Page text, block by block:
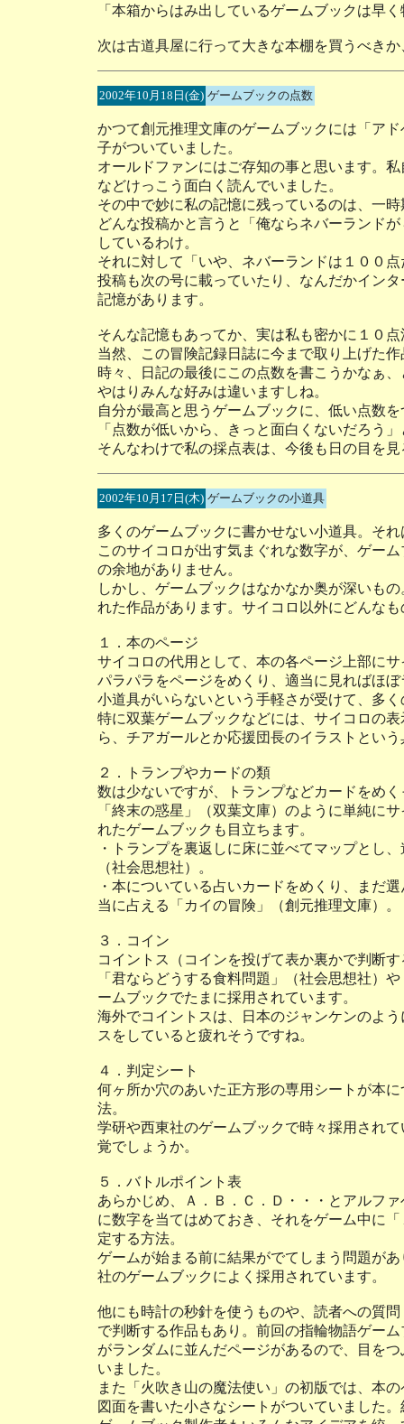
「本箱からはみ出しているゲームブックは早
次は古道具屋に行って大きな本棚を買うべき
2002年10月18日(金) ゲームブックの点数
かつて創元推理文庫のゲームブックには「ア
子がついていました。
オールドファンにはご存知の事と思います。
などけっこう面白く読んでいました。
その中で妙に私の記憶に残っているのは、一
どんな投稿かと言うと「俺ならネバーランド
しているわけ。
それに対して「いや、ネバーランドは１００
投稿も次の号に載っていたり、なんだかイン
記憶があります。
そんな記憶もあってか、実は私も密かに１０
当然、この冒険記録日誌に今まで取り上げた
時々、日記の最後にこの点数を書こうかなぁ
やはりみんな好みは違いますしね。
自分が最高と思うゲームブックに、低い点数
「点数が低いから、きっと面白くないだろう
そんなわけで私の採点表は、今後も日の目を
2002年10月17日(木) ゲームブックの小道具
多くのゲームブックに書かせない小道具。そ
このサイコロが出す気まぐれな数字が、ゲー
の余地がありません。
しかし、ゲームブックはなかなか奥が深いも
れた作品があります。サイコロ以外にどんな
１．本のページ
サイコロの代用として、本の各ページ上部に
パラパラをページをめくり、適当に見ればほ
小道具がいらないという手軽さが受けて、多
特に双葉ゲームブックなどには、サイコロの
ら、チアガールとか応援団長のイラストとい
２．トランプやカードの類
数は少ないですが、トランプなどカードをめ
「終末の惑星」（双葉文庫）のように単純に
れたゲームブックも目立ちます。
・トランプを裏返しに床に並べてマップとし
（社会思想社）。
・本についている占いカードをめくり、まだ
当に占える「カイの冒険」（創元推理文庫）。
３．コイン
コイントス（コインを投げて表か裏かで判断
「君ならどうする食料問題」（社会思想社）
ームブックでたまに採用されています。
海外でコイントスは、日本のジャンケンのよ
スをしていると疲れそうですね。
４．判定シート
何ヶ所か穴のあいた正方形の専用シートが本
法。
学研や西東社のゲームブックで時々採用され
覚でしょうか。
５．バトルポイント表
あらかじめ、Ａ．Ｂ．Ｃ．Ｄ・・・とアルフ
に数字を当てはめておき、それをゲーム中に
定する方法。
ゲームが始まる前に結果がでてしまう問題が
社のゲームブックによく採用されています。
他にも時計の秒針を使うものや、読者への質
で判断する作品もあり。前回の指輪物語ゲー
がランダムに並んだページがあるので、目を
いました。
また「火吹き山の魔法使い」の初版では、本
図面を書いた小さなシートがついていました